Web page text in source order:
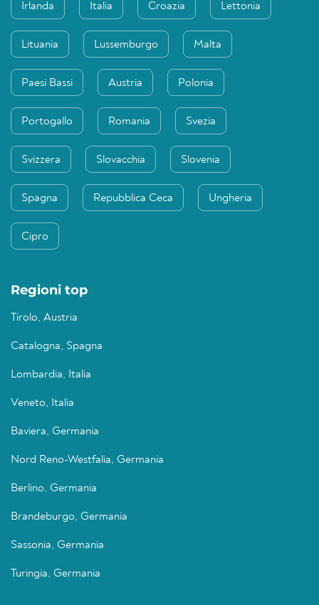
Irlanda Italia Croazia Lettonia
Lituania Lussemburgo Malta
Paesi Bassi Austria Polonia
Portogallo Romania Svezia
Svizzera Slovacchia Slovenia
Spagna Repubblica Ceca Ungheria
Cipro
Regioni top
Tirolo, Austria
Catalogna, Spagna
Lombardia, Italia
Veneto, Italia
Baviera, Germania
Nord Reno-Westfalia, Germania
Berlino, Germania
Brandeburgo, Germania
Sassonia, Germania
Turingia, Germania